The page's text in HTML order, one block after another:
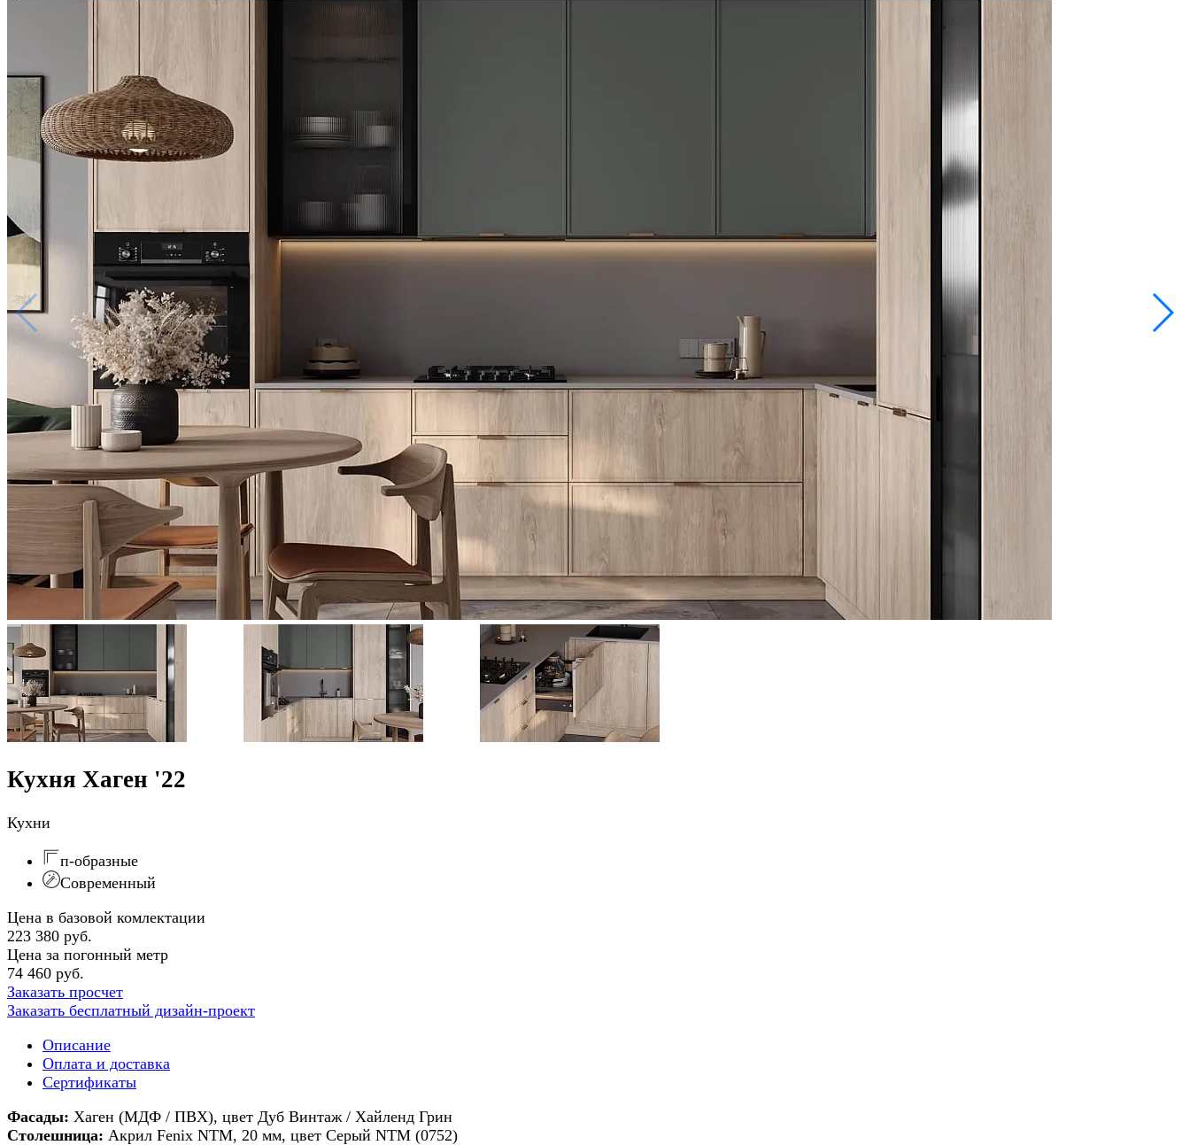
Кухня Хаген '22
Кухни
п-образные
Современный
Цена в базовой комлектации
223 380 руб.
Цена за погонный метр
74 460 руб.
Заказать просчет
Заказать бесплатный дизайн-проект
Описание
Оплата и доставка
Сертификаты
Фасады: Хаген (МДФ / ПВХ), цвет Дуб Винтаж / Хайленд Грин
Столешница: Акрил Fenix NTM, 20 мм, цвет Серый NTM (0752)